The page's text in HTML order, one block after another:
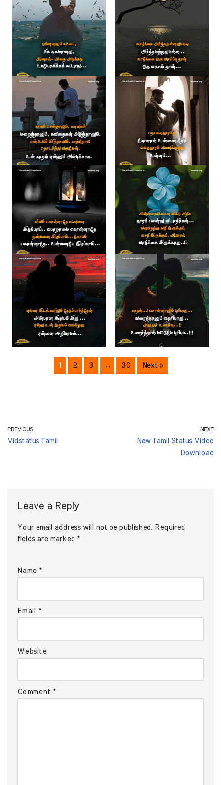
1 2 3 … 30 Next »
PREVIOUS
Vidstatus Tamil
NEXT
New Tamil Status Video
Download
Leave a Reply
Your email address will not be published. Required
fields are marked *
Name *
Email *
Website
Comment *